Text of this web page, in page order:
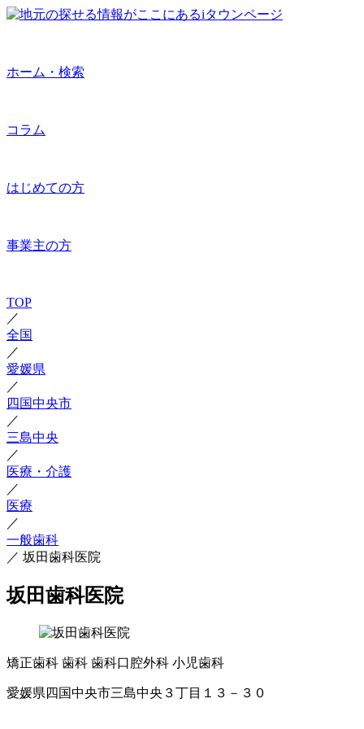
ホーム・検索
コラム
はじめての方
事業主の方
TOP
／
全国
／
愛媛県
／
四国中央市
／
三島中央
／
医療・介護
／
医療
／
一般歯科
／ 坂田歯科医院
坂田歯科医院
矯正歯科 歯科 歯科口腔外科 小児歯科
愛媛県四国中央市三島中央３丁目１３－３０